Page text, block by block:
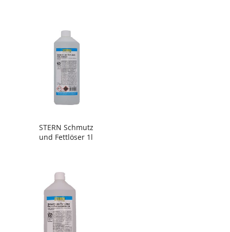
STERN Schmutz
und Fettlöser 1l